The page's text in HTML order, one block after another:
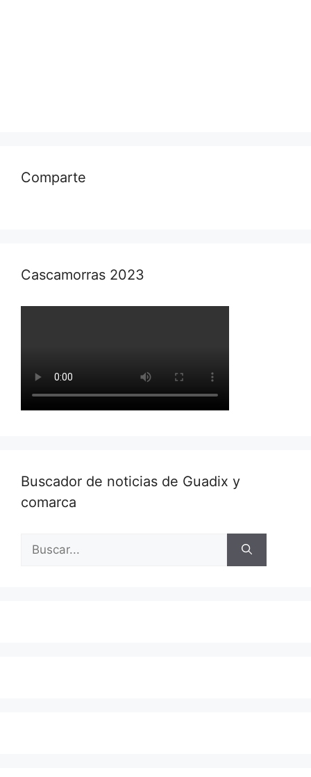
Comparte
Cascamorras 2023
Buscador de noticias de Guadix y
comarca
Buscar: